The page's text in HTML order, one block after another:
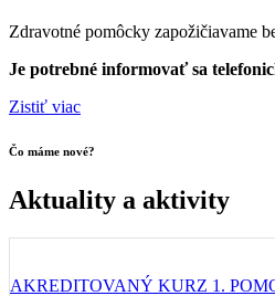
Zdravotné pomôcky zapožičiavame
Je potrebné informovať sa
Zistiť viac
Čo máme nové?
Aktuality a aktivity
AKREDITOVANÝ KURZ 1.